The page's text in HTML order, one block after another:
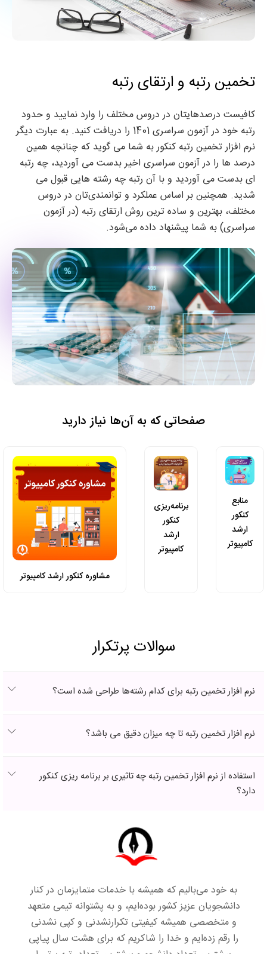
تخمین رتبه و ارتقای رتبه
کافیست درصدهایتان در دروس مختلف را وارد نمایید و حدود
رتبه خود در آزمون سراسری 1401 را دریافت کنید. به عبارت دیگر
نرم افزار تخمین رتبه کنکور به شما می گوید که چنانچه همین
درصد ها را در آزمون سراسری اخیر بدست می آوردید، چه رتبه
ای بدست می آوردید و با آن رتبه چه رشته هایی قبول می
شدید. همچنین بر اساس عملکرد و توانمندی‌تان در دروس
مختلف، بهترین و ساده ترین روش ارتقای رتبه (در آزمون
سراسری) به شما پیشنهاد داده می‌شود.
صفحاتی که به آن‌ها نیاز دارید
منابع
کنکور
ارشد
کامپیوتر
برنامه‌ریزی
کنکور
ارشد
کامپیوتر
مشاوره کنکور ارشد کامپیوتر
سوالات پرتکرار
نرم افزار تخمین رتبه برای کدام رشته‌ها طراحی شده است؟
نرم افزار تخمین رتبه تا چه میزان دقیق می باشد؟
استفاده از نرم افزار تخمین رتبه چه تاثیری بر برنامه ریزی کنکور
دارد؟
به خود می‌بالیم که همیشه با خدمات متمایزمان در کنار
دانشجویان عزیز کشور بوده‌ایم، و به پشتوانه تیمی متعهد
و متخصصی همیشه کیفیتی تکرارنشدنی و کپی نشدنی
را رقم زده‌ایم و خدا را شاکریم که برای هشت سال پیاپی